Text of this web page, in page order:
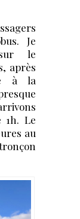
Je
sur le
après
à la
1h. Le
au